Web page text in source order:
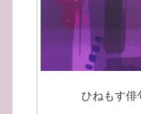
ひねもす俳